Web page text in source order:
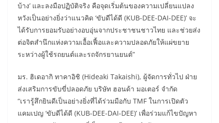
บ้าง’ และลงมือปฏิบัติจริง คือจุดเริ่มต้นของความเปลี่ยนแปลง
หวังเป็นอย่างยิ่งว่าแนวคิด ‘ขับดีได้ดี (KUB-DEE-DAI-DEE)’ จะ
ได้รับการยอมรับอย่างอบอุ่นจากประชาชนชาวไทย และช่วยส่ง
ต่อจิตสำนึกแห่งความเอื้อเฟื้อและความปลอดภัยให้แผ่ขยาย
ระหว่างผู้ใช้รถยนต์และรถจักรยานยนต์”
มร. ฮิเดอากิ ทาคาอิชิ (Hideaki Takaishi), ผู้จัดการทั่วไป ฝ่าย
ส่งเสริมการขับขี่ปลอดภัย บริษัท ฮอนด้า มอเตอร์ จำกัด
“เรารู้สึกยินดีเป็นอย่างยิ่งที่ได้ร่วมมือกับ TMF ในการเปิดตัว
แคมเปญ ‘ขับดีได้ดี (KUB-DEE-DAI-DEE)’ เพื่อร่วมแก้ไขปัญหา